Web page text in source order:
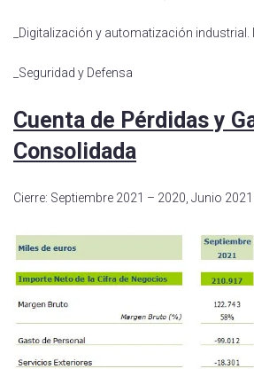
_Digitalización y automatización industrial.
_Seguridad y Defensa
Cuenta de Pérdidas y
Consolidada
Cierre: Septiembre 2021 – 2020, Junio 2021